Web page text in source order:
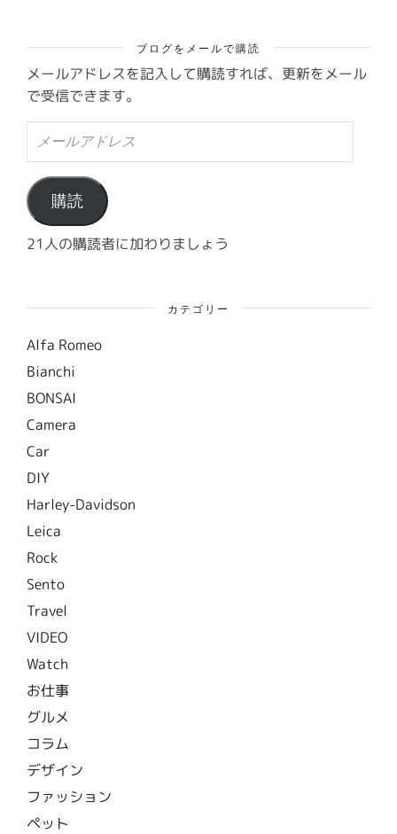
ブログをメールで購読
メールアドレスを記入して購読すれば、更新をメール
で受信できます。
ル
ア
ド
レ
ス
購読
21人の購読者に加わりましょう
カテゴリー
Alfa Romeo
Bianchi
BONSAI
Camera
Car
DIY
Harley-Davidson
Leica
Rock
Sento
Travel
VIDEO
Watch
お仕事
グルメ
コラム
デザイン
ファッション
ペット